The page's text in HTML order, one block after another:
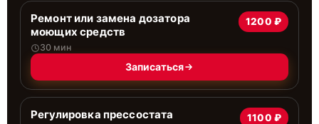
Ремонт или замена дозатора
моющих средств
30 мин
1200 ₽
Записаться
Регулировка прессостата 1100 ₽